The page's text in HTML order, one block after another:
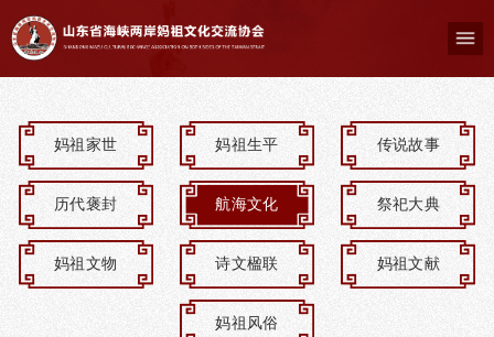
妈祖家世 妈祖生平 传说故事
历代褒封 航海文化 祭祀大典
妈祖文物 诗文楹联 妈祖文献
妈祖风俗